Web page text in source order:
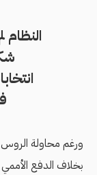
النظام
ورغم محاولة
بخلاف الدفع